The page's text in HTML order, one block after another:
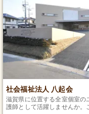
社会福祉法人 八起会
滋賀県に位置する全室個室
護師として活躍しませんか。